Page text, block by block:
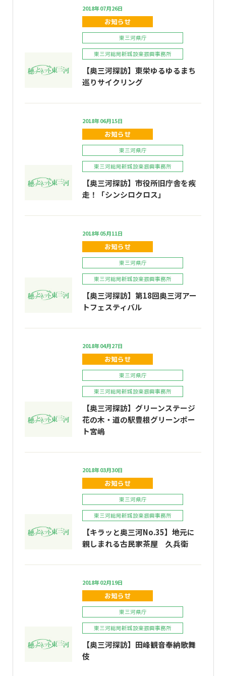
2018年07月26日
お知らせ
東三河県庁
東三河総局新城設楽振興事務所
【奥三河探訪】東栄ゆるゆるまち
巡りサイクリング
2018年06月15日
お知らせ
東三河県庁
東三河総局新城設楽振興事務所
【奥三河探訪】市役所旧庁舎を疾
走！「シンシロクロス」
2018年05月11日
お知らせ
東三河県庁
東三河総局新城設楽振興事務所
【奥三河探訪】第18回奥三河アー
トフェスティバル
2018年04月27日
お知らせ
東三河県庁
東三河総局新城設楽振興事務所
【奥三河探訪】グリーンステージ
花の木・道の駅豊根グリーンポー
ト宮嶋
2018年03月30日
お知らせ
東三河県庁
東三河総局新城設楽振興事務所
【キラッと奥三河No.35】地元に
親しまれる古民家茶屋 久兵衛
2018年02月19日
お知らせ
東三河県庁
東三河総局新城設楽振興事務所
【奥三河探訪】田峰観音奉納歌舞
伎